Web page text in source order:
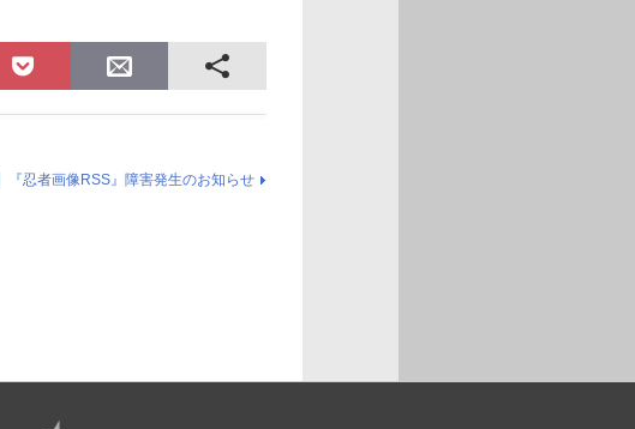
『忍者画像RSS』障害発生のお知らせ